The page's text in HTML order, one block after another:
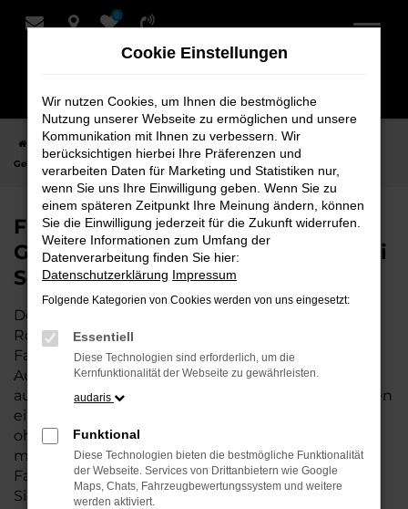
Zum
0
Startseite Rotenburg VW VW ID.3
Finden Sie Ihren VW ID.3
Gebrauchtwagen für Rotenburg bei Schmidt + Koch
Finden Sie Ihren VW ID.3
Gebrauchtwagen für Rotenburg bei
Schmidt + Koch
Der VW ID.3 ist die perfekte Wahl für alle in
Rotenburg, die ein zuverlässiges und modernes
Fahrzeug suchen.Mit seiner erstklassigen
Ausstattung, der niedrigen Laufleistung und der
ausgezeichneten Pflege ist dieser Gebrauchtwagen
eine kostengünstige Alternative zum Neuwagen,
ohne auf Komfort und Qualität verzichten zu
müssen. Ob im Stadtverkehr oder für längere
Fahrten, der ID.3 überzeugt durch Fahrkomfort,
Sicherheit und Wirtschaftlichkeit.
Cookie Einstellungen
Wir nutzen Cookies, um Ihnen die bestmögliche
Nutzung unserer Webseite zu ermöglichen und unsere
Kommunikation mit Ihnen zu verbessern. Wir
berücksichtigen hierbei Ihre Präferenzen und
verarbeiten Daten für Marketing und Statistiken nur,
wenn Sie uns Ihre Einwilligung geben. Wenn Sie zu
einem späteren Zeitpunkt Ihre Meinung ändern, können
Sie die Einwilligung jederzeit für die Zukunft widerrufen.
Weitere Informationen zum Umfang der
Datenverarbeitung finden Sie hier:
Datenschutzerklärung Impressum
Folgende Kategorien von Cookies werden von uns eingesetzt:
Essentiell
Diese Technologien sind erforderlich, um die
Kernfunktionalität der Webseite zu gewährleisten.
audaris
Funktional
Diese Technologien bieten die bestmögliche Funktionalität
der Webseite. Services von Drittanbietern wie Google
Maps, Chats, Fahrzeugbewertungssystem und weitere
werden aktiviert.